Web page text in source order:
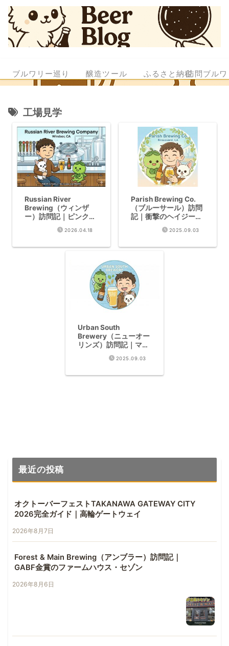
ブルワリー巡り 醸造ツール ふるさと納税訪問ブル
工場見学
Russian River
Brewing（ウィンザ
ー）訪問記｜ピンクの
部屋とPliny the Elder
2026.04.18
Parish Brewing Co.
（ブルーサール）訪問
記｜衝撃のヘイジー
IPAと無料工場見学が
2025.09.03
Urban South
Brewery（ニューオー
リンズ）訪問記｜マン
ゴーサワーとHazy IPA
2025.09.03
最近の投稿
オクトーバーフェストTAKANAWA GATEWAY CITY
2026完全ガイド｜高輪ゲートウェイ
2026年8月7日
Forest & Main Brewing（アンブラー）訪問記｜
GABF金賞のファームハウス・セゾン
2026年8月6日